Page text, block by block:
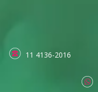
11 4136-2016